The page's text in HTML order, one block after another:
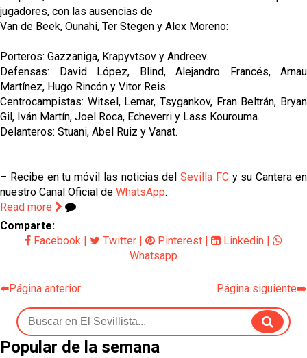
exigente choque ante el Bayer Leverkusen
jugadores, con las ausencias de
Van de Beek, Ounahi, Ter Stegen y Alex Moreno:
Porteros: Gazzaniga, Krapyvtsov y Andreev.
Defensas: David López, Blind, Alejandro Francés, Arnau
Martínez, Hugo Rincón y Vitor Reis.
Centrocampistas: Witsel, Lemar, Tsygankov, Fran Beltrán, Bryan
Gil, Iván Martín, Joel Roca, Echeverri y Lass Kourouma.
Delanteros: Stuani, Abel Ruiz y Vanat.
– Recibe en tu móvil las noticias delSevilla FCy su Cantera en
nuestro Canal Oficial de WhatsApp.
Read more
Comparte:
Facebook
Twitter Pinterest Linkedin
Whatsapp
⬅️Página anterior Página siguiente➡️
Popular de la semana